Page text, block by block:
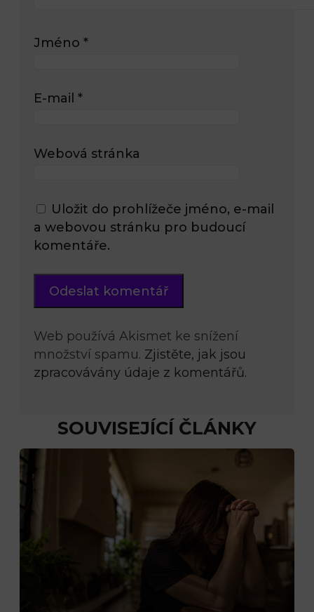
Jméno *
E-mail *
Webová stránka
Uložit do prohlížeče jméno, e-mail
a webovou stránku pro budoucí
komentáře.
Web používá Akismet ke snížení
množství spamu. Zjistěte, jak jsou
zpracovávány údaje z komentářů.
SOUVISEJÍCÍ ČLÁNKY